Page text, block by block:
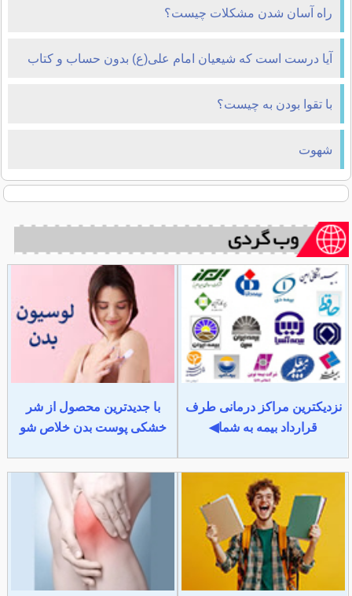
راه آسان شدن مشکلات چیست؟
آیا درست است که شیعیان امام علی(ع) بدون حساب و کتاب
با تقوا بودن به چیست؟
شهوت
نزدیکترین مراکز درمانی طرف
قرارداد بیمه به شما◀
با جدیدترین محصول از شر
خشکی پوست بدن خلاص شو